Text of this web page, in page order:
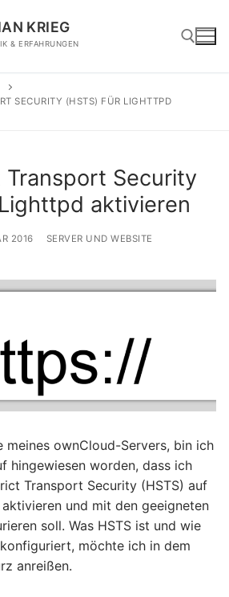
KRIEG
& ERFAHRUNGEN
Search for:
SECURITY (HSTS) FÜR LIGHTTPD
Transport Security
aktivieren
2016
SERVER UND WEBSITE
meines ownCloud-Servers, bin ich
hingewiesen worden, dass ich
Transport Security (HSTS) auf
und mit den geeigneten
soll. Was HSTS ist und wie
möchte ich in dem
anreißen.